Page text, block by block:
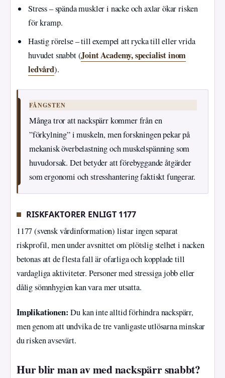
Stress – spända muskler i nacke och axlar ökar risken
för kramp.
Hastig rörelse – till exempel att rycka till eller vrida
huvudet snabbt (Joint Academy, specialist inom
ledvård).
FÅNGSTEN
Många tror att nackspärr kommer från en
”förkylning” i muskeln, men forskningen pekar på
mekanisk överbelastning och muskelspänning som
huvudorsak. Det betyder att förebyggande åtgärder
som ergonomi och stresshantering faktiskt fungerar.
RISKFAKTORER ENLIGT 1177
1177 (svensk vårdinformation) listar ingen separat
riskprofil, men under avsnittet om plötslig stelhet i nacken
betonas att de flesta fall är ofarliga och kopplade till
vardagliga aktiviteter. Personer med stressiga jobb eller
dålig sömnhygien kan vara mer utsatta.
Implikationen: Du kan inte alltid förhindra nackspärr,
men genom att undvika de tre vanligaste utlösarna minskar
du risken avsevärt.
Hur blir man av med nackspärr snabbt?